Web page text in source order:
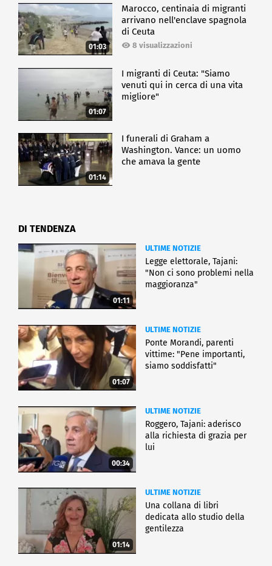
01:03
Marocco, centinaia di migranti
arrivano nell'enclave spagnola
di Ceuta
8 visualizzazioni
01:07
I migranti di Ceuta: "Siamo
venuti qui in cerca di una vita
migliore"
01:14
I funerali di Graham a
Washington. Vance: un uomo
che amava la gente
DI TENDENZA
01:11
ULTIME NOTIZIE
Legge elettorale, Tajani:
"Non ci sono problemi nella
maggioranza"
01:07
ULTIME NOTIZIE
Ponte Morandi, parenti
vittime: "Pene importanti,
siamo soddisfatti"
00:34
ULTIME NOTIZIE
Roggero, Tajani: aderisco
alla richiesta di grazia per
lui
01:14
ULTIME NOTIZIE
Una collana di libri
dedicata allo studio della
gentilezza